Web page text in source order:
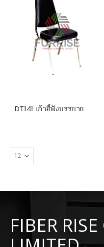
DT141 เก้าอี้ฟังบรรยาย
FIBER